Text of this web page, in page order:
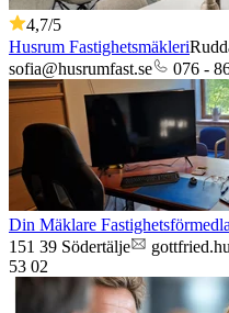
4,7/5
Husrum Fastighetsmäkleri
sofia@husrumfast.se
076 -
Din Mäklare
151 39 Södertälje
53 02